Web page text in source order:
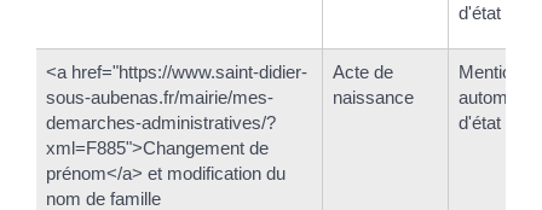
d'état civil
<a href="https://www.saint-didier-
sous-aubenas.fr/mairie/mes-
demarches-administratives/?
xml=F885">Changement de
prénom</a> et modification du
nom de famille
Acte de
naissance
Mention
d'état civil